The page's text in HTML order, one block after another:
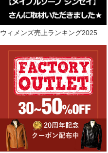
ウィメンズ売上ランキング2025